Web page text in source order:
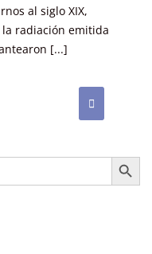
al siglo XIX,
radiación emitida
[...]
Botón de